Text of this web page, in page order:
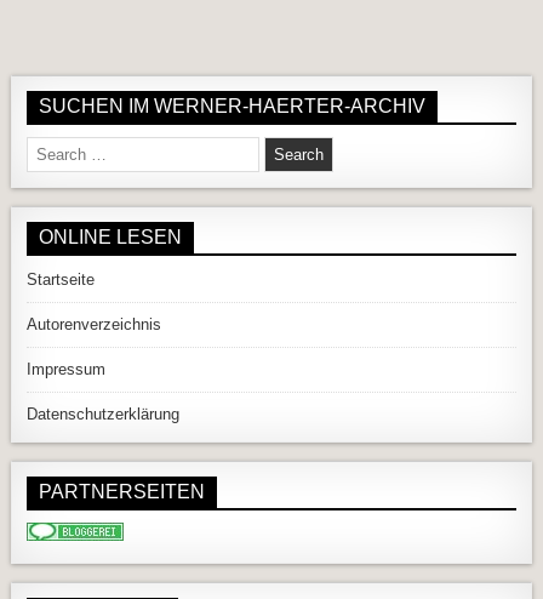
SUCHEN IM WERNER-HAERTER-ARCHIV
Search for:
ONLINE LESEN
Startseite
Autorenverzeichnis
Impressum
Datenschutzerklärung
PARTNERSEITEN